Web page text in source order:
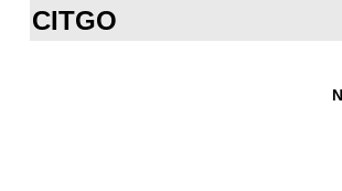
CITGO